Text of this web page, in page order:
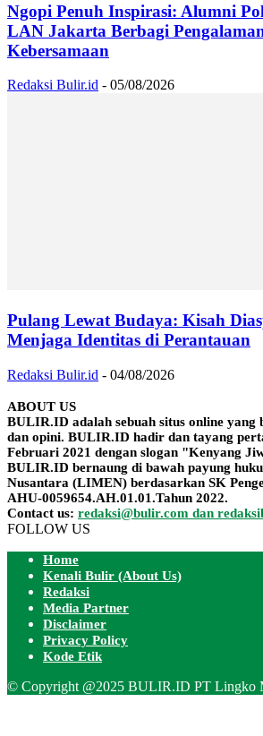
Ngopi Penuh Inspirasi: Alumni
LAN Jakarta Berbagi
Kebersamaan
Redaksi Bulir.id - 05/08/2026
Pulang Lewat Budaya: Kisah
Menjaga Identitas di Perantauan
Redaksi Bulir.id - 04/08/2026
ABOUT US
BULIR.ID adalah sebuah situs online
dan opini. BULIR.ID hadir dan tayang
Februari 2021 dengan slogan "Kenyang
BULIR.ID bernaung di bawah payung
Nusantara (LIMEN) berdasarkan SK
AHU-0059654.AH.01.01.Tahun 2022.
Contact us: redaksi@bulir.com dan
FOLLOW US
Home
Kenali Bulir (About Us)
Redaksi
Media Partner
Disclaimer
Privacy Policy
Kode Etik
© Copyright @2025 BULIR.ID PT Lingko